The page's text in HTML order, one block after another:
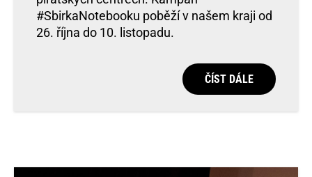
#SbirkaNotebooku poběží v našem kraji od
26. října do 10. listopadu.
ČÍST DÁLE